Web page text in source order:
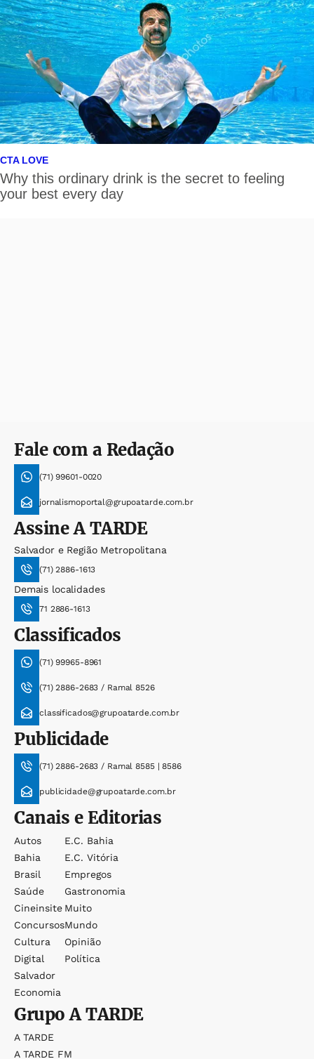
Fale com a Redação
(71) 99601-0020
jornalismoportal@grupoatarde.com.br
AssineA TARDE
Salvador e Região Metropolitana
(71) 2886-1613
Demais localidades
71 2886-1613
Classificados
(71) 99965-8961
(71) 2886-2683 / Ramal 8526
classificados@grupoatarde.com.br
Publicidade
(71) 2886-2683 / Ramal 8585 | 8586
publicidade@grupoatarde.com.br
Canais e Editorias
Autos
Bahia
Brasil
Saúde
Cineinsite
Concursos
Cultura
Digital
Salvador
Economia
E.c. Bahia
E.c. Vitória
Empregos
Gastronomia
Muito
Mundo
Opinião
Política
GrupoA TARDE
A TARDE
A TARDE FM